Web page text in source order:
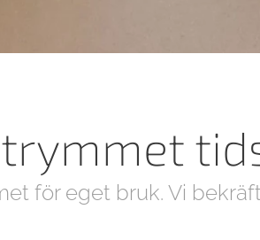
för eget bruk. Vi